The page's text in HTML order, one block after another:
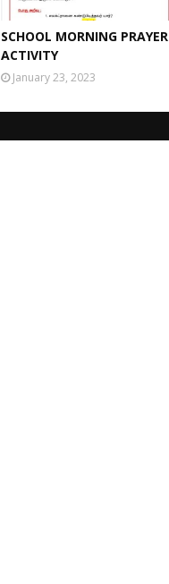
SCHOOL MORNING PRAYER
ACTIVITY
January 23, 2023